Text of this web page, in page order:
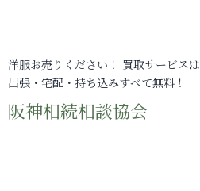
洋服お売りください！ 買取サービスは
出張・宅配・持ち込みすべて無料！
阪神相続相談協会